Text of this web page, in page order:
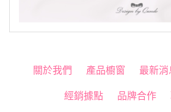
關於我們 產品櫥窗 最新消
經銷據點 品牌合作